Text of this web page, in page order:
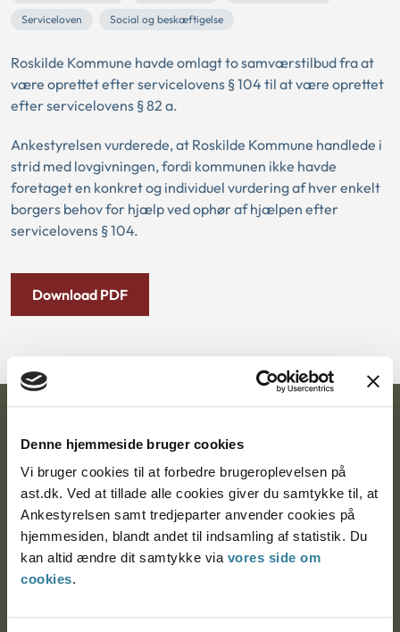
Denne hjemmeside bruger cookies
Vi bruger cookies til at forbedre brugeroplevelsen på
ast.dk. Ved at tillade alle cookies giver du samtykke til, at
Ankestyrelsen samt tredjeparter anvender cookies på
hjemmesiden, blandt andet til indsamling af statistik. Du
kan altid ændre dit samtykke via vores side om
cookies.
Serviceloven
Social og beskæftigelse
Roskilde Kommune havde omlagt to samværstilbud fra at
være oprettet efter servicelovens § 104 til at være oprettet
efter servicelovens § 82 a.
Ankestyrelsen vurderede, at Roskilde Kommune handlede i
strid med lovgivningen, fordi kommunen ikke havde
foretaget en konkret og individuel vurdering af hver enkelt
borgers behov for hjælp ved ophør af hjælpen efter
servicelovens § 104.
Download PDF
Nytorv 7, 2. sal
9000 Aalborg
Ankestyrelsen Aalborg